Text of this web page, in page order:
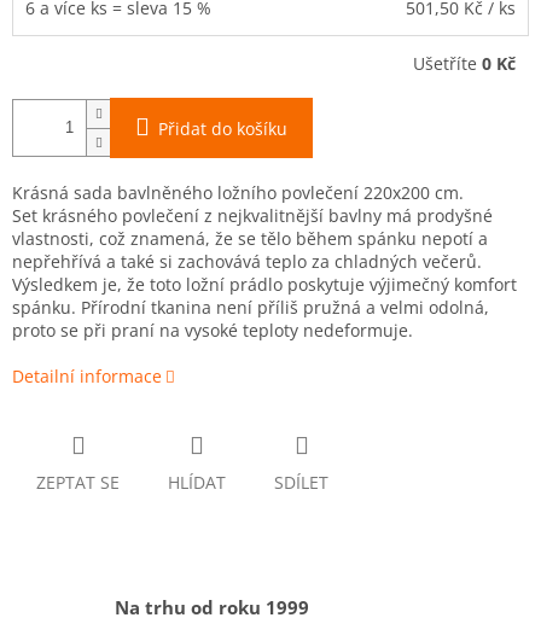
6 a více ks = sleva 15 % 501,50 Kč / ks
Ušetříte 0 Kč
Přidat do košíku
Krásná sada bavlněného ložního povlečení 220x200 cm.
Set krásného povlečení z nejkvalitnější bavlny má prodyšné
vlastnosti, což znamená, že se tělo během spánku nepotí a
nepřehřívá a také si zachovává teplo za chladných večerů.
Výsledkem je, že toto ložní prádlo poskytuje výjimečný komfort
spánku. Přírodní tkanina není příliš pružná a velmi odolná,
proto se při praní na vysoké teploty nedeformuje.
Detailní informace
ZEPTAT SE HLÍDAT SDÍLET
Na trhu od roku 1999